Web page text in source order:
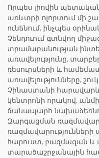
Որպես լիովին
առևտրի ոլորտում մի
ունենում, ինչպես
Չենդուում գտնվող
տրամաբանության
առավելությունը,
ռեսուրսների և
առավելությունները,
Չինաստանի
կենտրոնի որակով,
ճանապարհ
Զարգացման
ռազմավարությունների
հարուստ, բազմազան և
տարածաշրջանային